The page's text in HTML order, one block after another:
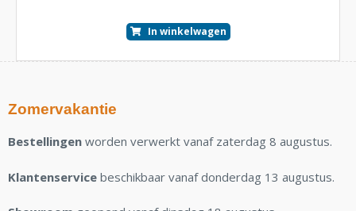
In winkelwagen
Zomervakantie
Bestellingen worden verwerkt vanaf zaterdag 8 augustus.
Klantenservice beschikbaar vanaf donderdag 13 augustus.